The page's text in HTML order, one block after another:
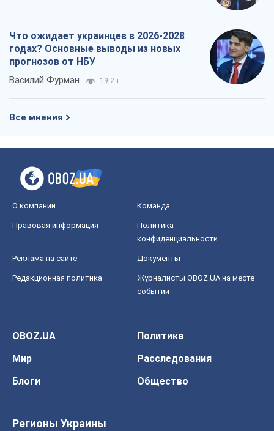
Что ожидает украинцев в 2026-2028
годах? Основные выводы из новых
прогнозов от НБУ
Василий Фурман 19,2 т.
Все мнения
О компании Команда
Правовая информация
Политика
конфиденциальности
Реклама на сайте Документы
Редакционная политика
Журналисты OBOZ.UA на месте
событий
OBOZ.UA
Политика
Мир
Расследования
Блоги
Общество
Регионы Украины